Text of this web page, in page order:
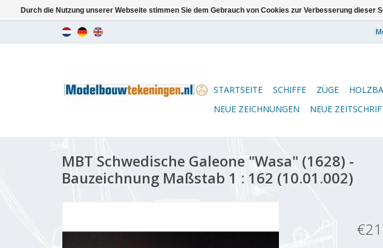
STARTSEITE SCHIFFE ZÜGE
NEUE ZEICHNUNGEN
NEUE
MBT Schwedische Galeone "Wasa" (1628) -
Bauzeichnung Maßstab 1 : 162 (10.01.002)
Durch die Nutzung unserer Webseite stimmen Sie dem Gebrauch von Cookies zur Verbesserung dieser